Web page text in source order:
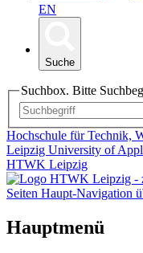
EN
Suche
Suchbox. Bitte
Hochschule für Technik,
Leipzig University of
HTWK Leipzig
Seiten Haupt-Navigation
Hauptmenü